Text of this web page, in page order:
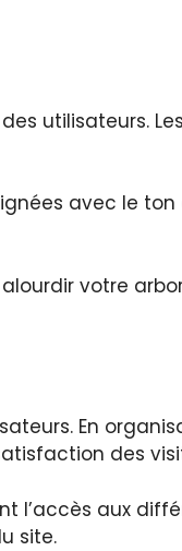
utilisateurs.
avec le
votre
En
des
l’accès aux
site.